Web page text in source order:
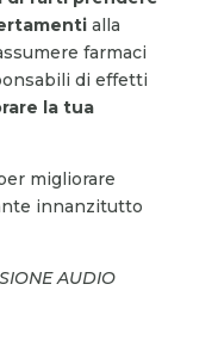
alla
farmaci
di effetti
la tua
migliorare
innanzitutto
AUDIO